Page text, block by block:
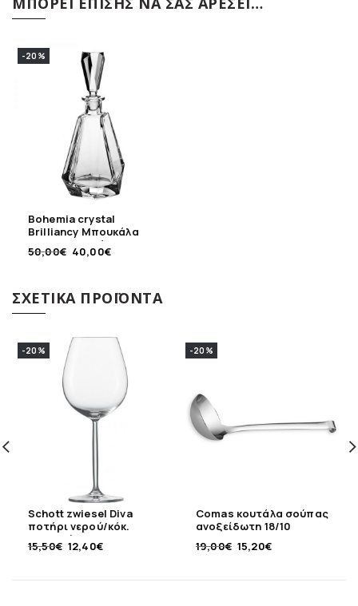
-20%
Bohemia crystal
Brilliancy Μπουκάλα
500ml κρυστάλλινη
50,00€ 40,00€
ΣΧΕΤΙΚΆ ΠΡΟΪΌΝΤΑ
-20%
Schott zwiesel Diva
ποτήρι νερού/κόκ.
κρασιού 613ml
15,50€ 12,40€
-20%
Comas κουτάλα σούπας
ανοξείδωτη 18/10
19,00€ 15,20€